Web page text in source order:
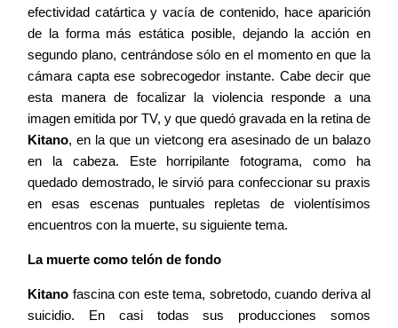
efectividad catártica y vacía de contenido, hace aparición
de la forma más estática posible, dejando la acción en
segundo plano, centrándose sólo en el momento en que la
cámara capta ese sobrecogedor instante. Cabe decir que
esta manera de focalizar la violencia responde a una
imagen emitida por TV, y que quedó gravada en la retina de
Kitano, en la que un vietcong era asesinado de un balazo
en la cabeza. Este horripilante fotograma, como ha
quedado demostrado, le sirvió para confeccionar su praxis
en esas escenas puntuales repletas de violentísimos
encuentros con la muerte, su siguiente tema.
La muerte como telón de fondo
Kitano fascina con este tema, sobretodo, cuando deriva al
suicidio. En casi todas sus producciones somos